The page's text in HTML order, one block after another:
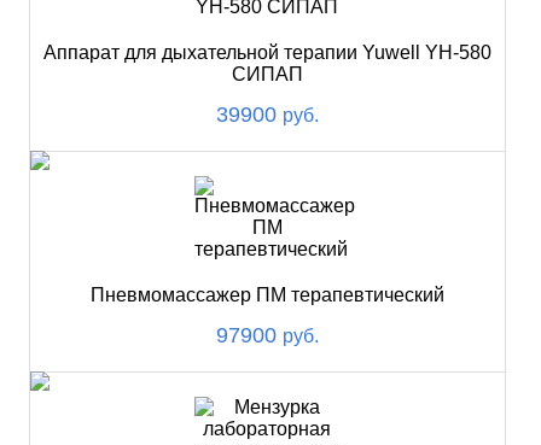
Аппарат для дыхательной терапии Yuwell YH-580
СИПАП
39900 руб.
Пневмомассажер ПМ терапевтический
97900 руб.